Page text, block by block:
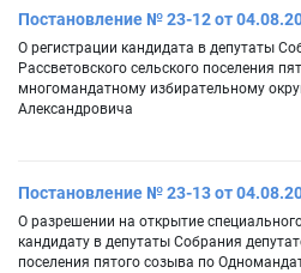
Постановление № 23-12 от
О регистрации кандидата в депутаты
Рассветовского сельского поселения
многомандатному избирательному
Александровича
Постановление № 23-13 от
О разрешении на открытие
кандидату в депутаты Собрания
поселения пятого созыва по